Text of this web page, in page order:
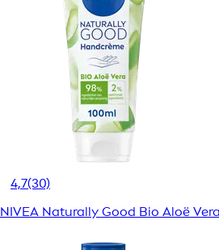
4,7(30)
NIVEA Naturally Good Bio Aloë